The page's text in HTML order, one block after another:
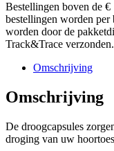
Bestellingen boven de
bestellingen worden per
worden door de
Track&Trace verzonden.
Omschrijving
Omschrijving
De droogcapsules
droging van uw